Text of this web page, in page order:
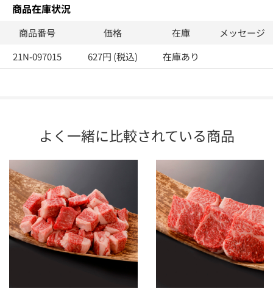
商品在庫状況
商品番号 価格 在庫
メッセージ
21N-097015
627円 (税込) 在庫あり
よく一緒に比較されている商品